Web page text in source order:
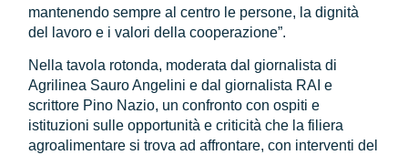
mantenendo sempre al centro le persone, la dignità
del lavoro e i valori della cooperazione”.
Nella tavola rotonda, moderata dal giornalista di
Agrilinea Sauro Angelini e dal giornalista RAI e
scrittore Pino Nazio, un confronto con ospiti e
istituzioni sulle opportunità e criticità che la filiera
agroalimentare si trova ad affrontare, con interventi del